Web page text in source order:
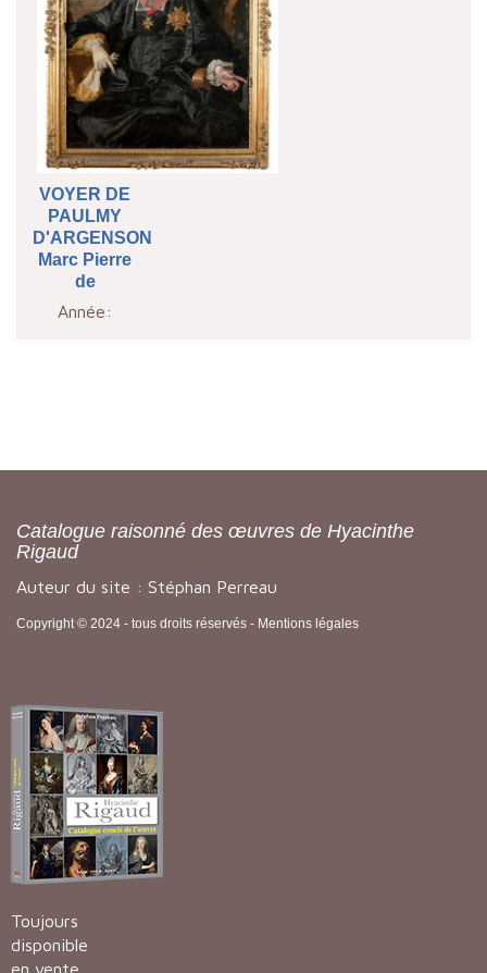
VOYER DE
PAULMY
D'ARGENSON
Marc Pierre
de
Année:
Catalogue raisonné des œuvres de Hyacinthe
Rigaud
Auteur du site : Stéphan Perreau
Copyright © 2024 - tous droits réservés - Mentions légales
Toujours
disponible
en vente